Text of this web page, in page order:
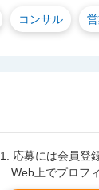
コンサル
1. 応募には会員登
Web上でプロフ